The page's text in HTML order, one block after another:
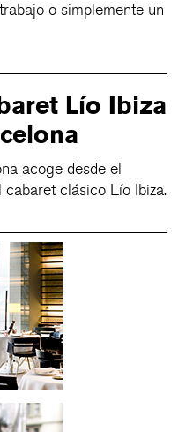
o simplemente un
Lío Ibiza
acoge desde el
clásico Lío Ibiza.